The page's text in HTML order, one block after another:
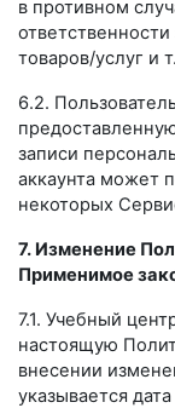
в противном
товаров/услуг и
6.2.
записи
аккаунта может
некоторых
7. Изменение
Применимое
7.1. Учебный
настоящую
внесении
указывается